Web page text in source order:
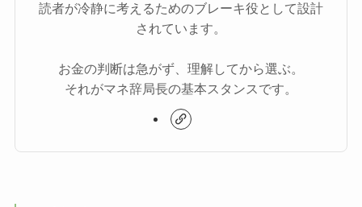
読者が冷静に考えるためのブレーキ役として設計
されています。
お金の判断は急がず、理解してから選ぶ。
それがマネ辞局長の基本スタンスです。